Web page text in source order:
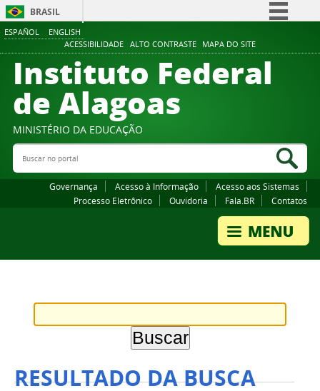
ESPAÑOL ENGLISH
ACESSIBILIDADE ALTO CONTRASTE MAPA DO SITE
BRASIL
Comunica BR
Participe
Canais
Instituto Federal
de Alagoas
MINISTÉRIO DA EDUCAÇÃO
Buscar no portal
Governança Acesso à Informação
Acesso aos Sistemas
Processo Eletrônico
Ouvidoria Fala.BR Contatos
RESULTADO DA BUSCA